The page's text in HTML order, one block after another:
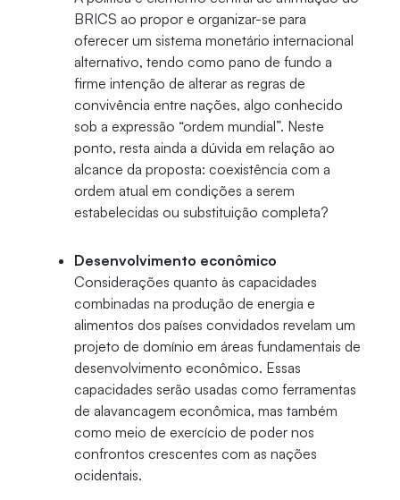
BRICS ao propor e organizar-se para
oferecer um sistema monetário internacional
alternativo, tendo como pano de fundo a
firme intenção de alterar as regras de
convivência entre nações, algo conhecido
sob a expressão “ordem mundial”. Neste
ponto, resta ainda a dúvida em relação ao
alcance da proposta: coexistência com a
ordem atual em condições a serem
estabelecidas ou substituição completa?
Desenvolvimento econômico
Considerações quanto às capacidades
combinadas na produção de energia e
alimentos dos países convidados revelam um
projeto de domínio em áreas fundamentais de
desenvolvimento econômico. Essas
capacidades serão usadas como ferramentas
de alavancagem econômica, mas também
como meio de exercício de poder nos
confrontos crescentes com as nações
ocidentais.